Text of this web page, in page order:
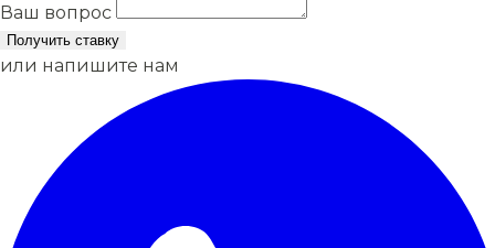
Ваш вопрос
Получить ставку
или напишите нам